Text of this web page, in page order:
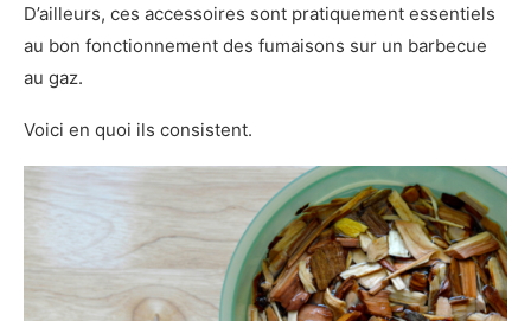
D’ailleurs, ces accessoires sont pratiquement essentiels
au bon fonctionnement des fumaisons sur un barbecue
au gaz.
Voici en quoi ils consistent.